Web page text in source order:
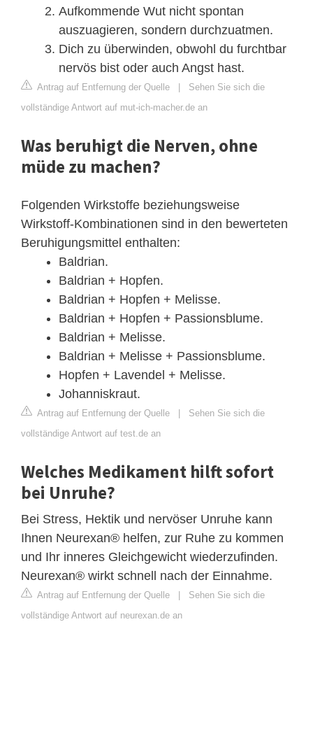
Aufkommende Wut nicht spontan
auszuagieren, sondern durchzuatmen.
Dich zu überwinden, obwohl du furchtbar
nervös bist oder auch Angst hast.
Antrag auf Entfernung der Quelle | Sehen Sie sich die
vollständige Antwort auf mut-ich-macher.de an
Was beruhigt die Nerven, ohne
müde zu machen?
Folgenden Wirkstoffe beziehungsweise
Wirkstoff-Kombinationen sind in den bewerteten
Beruhigungsmittel enthalten:
Baldrian.
Baldrian + Hopfen.
Baldrian + Hopfen + Melisse.
Baldrian + Hopfen + Passionsblume.
Baldrian + Melisse.
Baldrian + Melisse + Passionsblume.
Hopfen + Lavendel + Melisse.
Johanniskraut.
Antrag auf Entfernung der Quelle | Sehen Sie sich die
vollständige Antwort auf test.de an
Welches Medikament hilft sofort
bei Unruhe?
Bei Stress, Hektik und nervöser Unruhe kann
Ihnen Neurexan® helfen, zur Ruhe zu kommen
und Ihr inneres Gleichgewicht wiederzufinden.
Neurexan® wirkt schnell nach der Einnahme.
Antrag auf Entfernung der Quelle | Sehen Sie sich die
vollständige Antwort auf neurexan.de an